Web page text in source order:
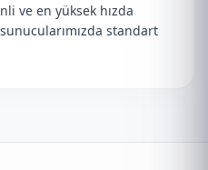
ve en yüksek hızda
standart